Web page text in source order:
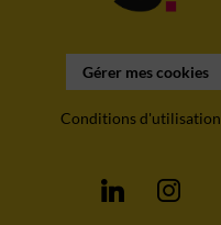
Gérer mes cookies
Conditions d'utilisation